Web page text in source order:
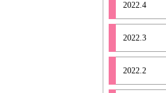
2022.4
2022.3
2022.2